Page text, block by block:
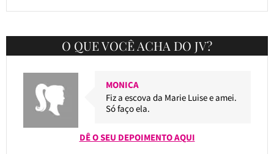
O QUE VOCÊ ACHA DO JV?
MONICA
Fiz a escova da Marie Luise e amei.
Só faço ela.
DÊ O SEU DEPOIMENTO AQUI